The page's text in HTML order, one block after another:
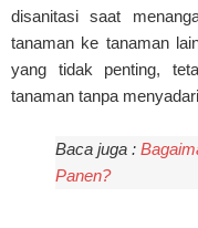
disanitasi saat
tanaman ke tanaman
yang tidak penting,
tanaman tanpa
Baca juga :
Panen?